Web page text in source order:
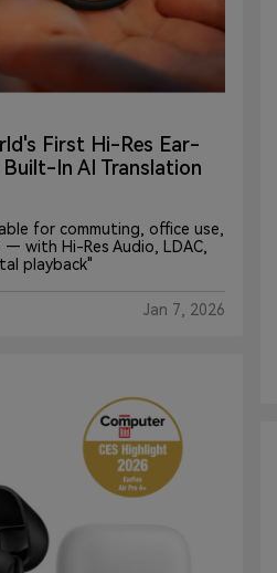
First Hi-Res Ear-
In AI Translation
for commuting, office use,
with Hi-Res Audio, LDAC,
playback"
Jan 7, 2026